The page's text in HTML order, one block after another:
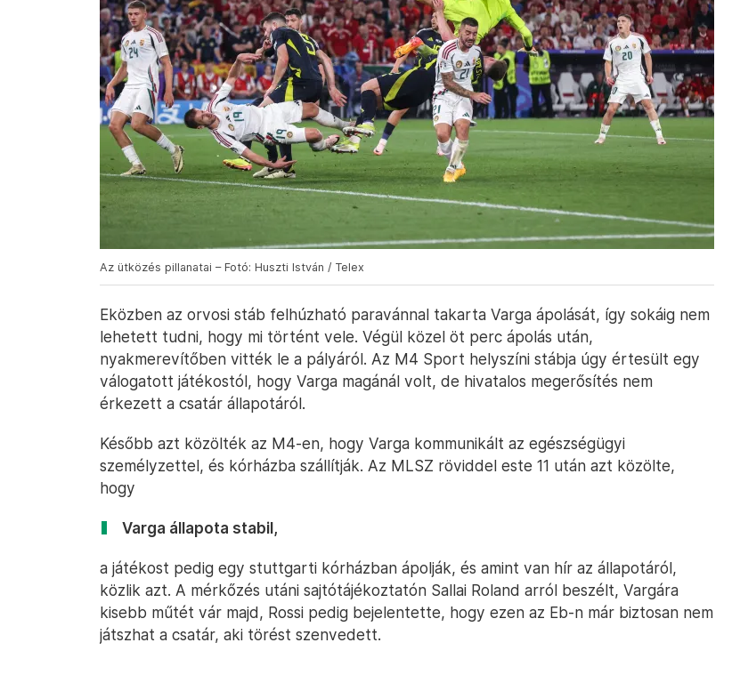
Az ütközés pillanatai – Fotó: Huszti István / Telex
Eközben az orvosi stáb felhúzható paravánnal takarta Varga ápolását, így sokáig nem
lehetett tudni, hogy mi történt vele. Végül közel öt perc ápolás után,
nyakmerevítőben vitték le a pályáról. Az M4 Sport helyszíni stábja úgy értesült egy
válogatott játékostól, hogy Varga magánál volt, de hivatalos megerősítés nem
érkezett a csatár állapotáról.
Később azt közölték az M4-en, hogy Varga kommunikált az egészségügyi
személyzettel, és kórházba szállítják. Az MLSZ röviddel este 11 után azt közölte,
hogy
Varga állapota stabil,
a játékost pedig egy stuttgarti kórházban ápolják, és amint van hír az állapotáról,
közlik azt. A mérkőzés utáni sajtótájékoztatón Sallai Roland arról beszélt, Vargára
kisebb műtét vár majd, Rossi pedig bejelentette, hogy ezen az Eb-n már biztosan nem
játszhat a csatár, aki törést szenvedett.